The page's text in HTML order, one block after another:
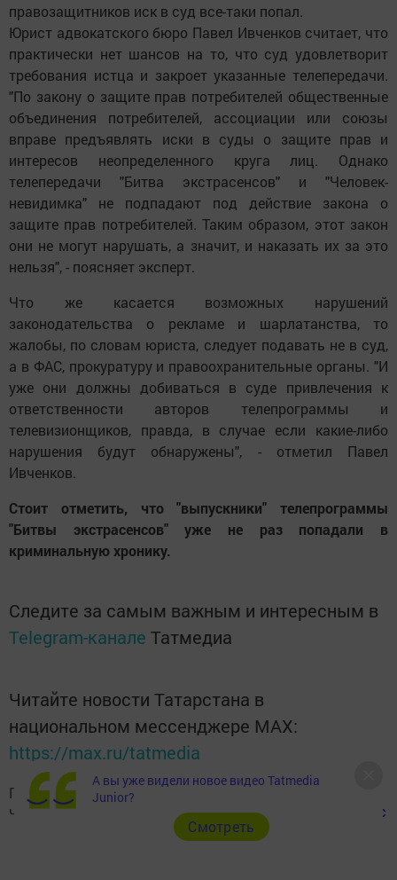
правозащитников иск в суд все-таки попал.
Юрист адвокатского бюро Павел Ивченков считает, что
практически нет шансов на то, что суд удовлетворит
требования истца и закроет указанные телепередачи.
"По закону о защите прав потребителей общественные
объединения потребителей, ассоциации или союзы
вправе предъявлять иски в суды о защите прав и
интересов неопределенного круга лиц. Однако
телепередачи "Битва экстрасенсов" и "Человек-
невидимка" не подпадают под действие закона о
защите прав потребителей. Таким образом, этот закон
они не могут нарушать, а значит, и наказать их за это
нельзя", - поясняет эксперт.
Что же касается возможных нарушений
законодательства о рекламе и шарлатанства, то
жалобы, по словам юриста, следует подавать не в суд,
а в ФАС, прокуратуру и правоохранительные органы. "И
уже они должны добиваться в суде привлечения к
ответственности авторов телепрограммы и
телевизионщиков, правда, в случае если какие-либо
нарушения будут обнаружены", - отметил Павел
Ивченков.
Стоит отметить, что "выпускники" телепрограммы
"Битвы экстрасенсов" уже не раз попадали в
криминальную хронику.
Следите за самым важным и интересным в
Telegram-канале Татмедиа
Читайте новости Татарстана в
национальном мессенджере MАХ:
https://max.ru/tatmedia
Подписывайтесь на наш Telegram-канал
читайте нас
Одноклассниках Макс
А вы уже видели новое видео Tatmedia
Junior?
Cмотреть